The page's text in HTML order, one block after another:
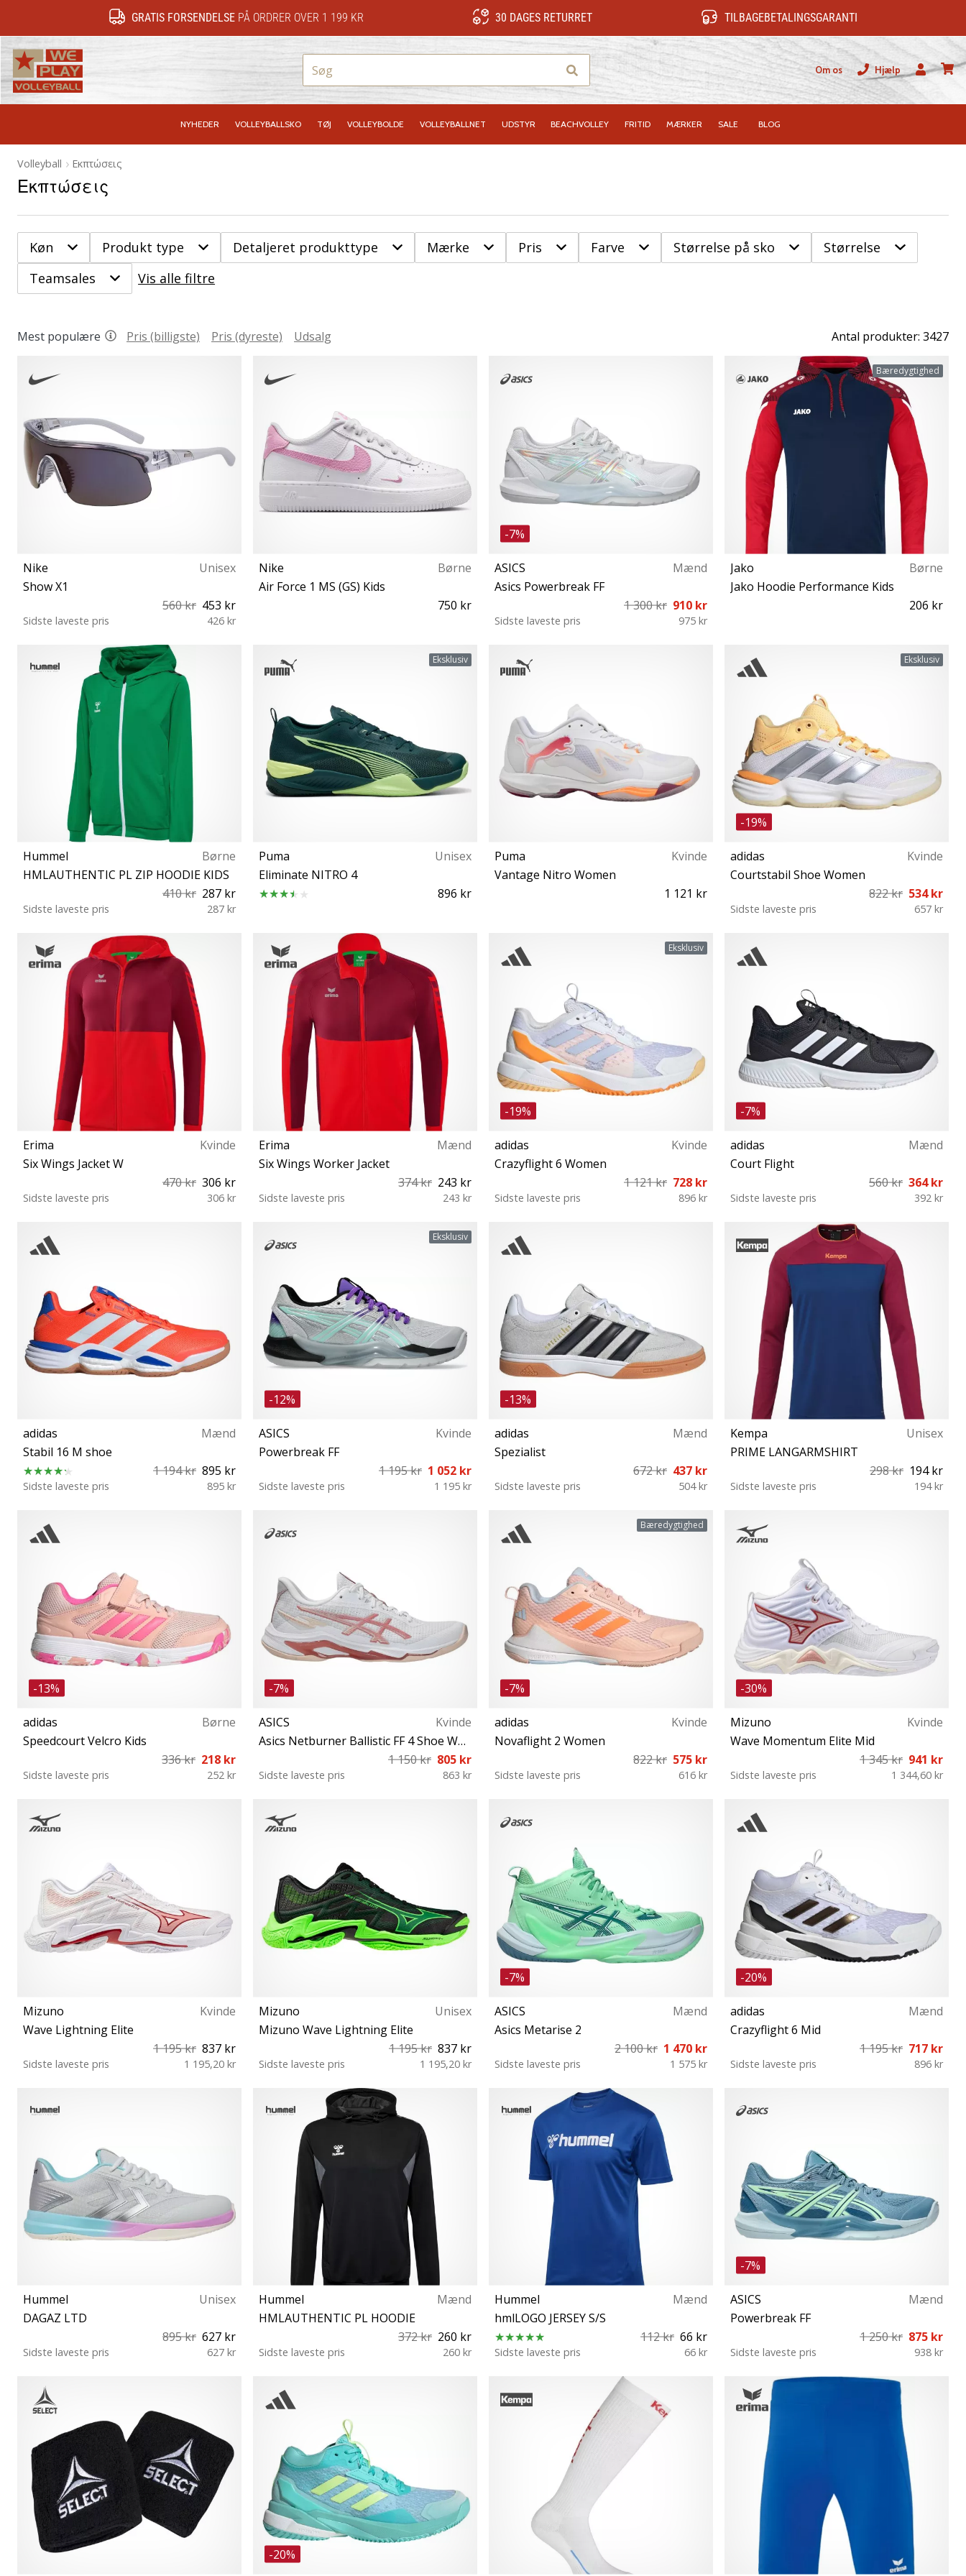
GRATIS FORSENDELSE PÅ ORDRER OVER 1 199 KR 30 DAGES RETURRET TILBAGEBETALINGSGARANTI
Om os
Hjælp
Bruger
NYHEDER VOLLEYBALLSKO TØJ VOLLEYBOLDE VOLLEYBALLNET UDSTYR BEACHVOLLEY FRITID MÆRKER SALE BLOG
Volleyball Εκπτώσεις
Εκπτώσεις
Køn Produkt type Detaljeret produkttype Mærke Pris Farve Størrelse på sko
Størrelse
Teamsales
Vis alle filtre
Mest populære Pris (billigste) Pris (dyreste) Udsalg Antal produkter: 3427
Nike
Unisex
Show X1
560 kr 453 kr
Sidste laveste pris 426 kr
Universal størrelse
Nike
Børne
Air Force 1 MS (GS) Kids
750 kr
-7%
ASICS
Mænd
Asics Powerbreak FF
1 300 kr 910 kr
Sidste laveste pris 975 kr
Bæredygtighed
Jako
Børne
Jako Hoodie Performance Kids
206 kr
Hummel
Børne
HMLAUTHENTIC PL ZIP HOODIE KIDS
410 kr 287 kr
Sidste laveste pris 287 kr
Eksklusiv
Puma
Unisex
Eliminate NITRO 4
896 kr
Puma
Kvinde
Vantage Nitro Women
1 121 kr
Eksklusiv
-19%
adidas
Kvinde
Courtstabil Shoe Women
822 kr 534 kr
Sidste laveste pris 657 kr
37⅓ 38 38⅔ 39⅓ 40 40⅔ 41⅓ 42 42⅔
Erima
Kvinde
Six Wings Jacket W
470 kr 306 kr
Sidste laveste pris 306 kr
Erima
Mænd
Six Wings Worker Jacket
374 kr 243 kr
Sidste laveste pris 243 kr
Eksklusiv
-19%
adidas
Kvinde
Crazyflight 6 Women
1 121 kr 728 kr
Sidste laveste pris 896 kr
38⅔ 40 42 42⅔ 43⅓ 44 44⅔ 45⅓ 46 46⅔
-7%
adidas
Mænd
Court Flight
560 kr 364 kr
Sidste laveste pris 392 kr
41⅓ 42 42⅔ 43⅓ 44 44⅔ 45⅓ 46 46⅔ 47⅓
adidas
Mænd
Stabil 16 M shoe
1 194 kr 895 kr
Sidste laveste pris 895 kr
43⅓ 44 44⅔ 45⅓ 46 46⅔ 47⅓ 48 48⅔
Eksklusiv
-12%
ASICS
Kvinde
Powerbreak FF
1 195 kr 1 052 kr
Sidste laveste pris 1 195 kr
-13%
adidas
Mænd
Spezialist
672 kr 437 kr
Sidste laveste pris 504 kr
40⅔ 42 42⅔ 43⅓ 44 44⅔ 47⅓ 48
Kempa
Unisex
PRIME LANGARMSHIRT
298 kr 194 kr
Sidste laveste pris 194 kr
-13%
adidas
Børne
Speedcourt Velcro Kids
336 kr 218 kr
Sidste laveste pris 252 kr
28 28½ 29 30 31 33 34 35 36 37⅓
-7%
ASICS
Kvinde
Asics Netburner Ballistic FF 4 Shoe Women
1 150 kr 805 kr
Sidste laveste pris 863 kr
37½ 38 39 39½ 40 40½ 41½ 42 42½ 43½
Bæredygtighed
-7%
adidas
Kvinde
Novaflight 2 Women
822 kr 575 kr
Sidste laveste pris 616 kr
-30%
Mizuno
Kvinde
Wave Momentum Elite Mid
1 345 kr 941 kr
Sidste laveste pris 1 344,60 kr
Mizuno
Kvinde
Wave Lightning Elite
1 195 kr 837 kr
Sidste laveste pris 1 195,20 kr
Mizuno
Unisex
Mizuno Wave Lightning Elite
1 195 kr 837 kr
Sidste laveste pris 1 195,20 kr
43 44 44½ 45 47
-7%
ASICS
Mænd
Asics Metarise 2
2 100 kr 1 470 kr
Sidste laveste pris 1 575 kr
44 44½ 46½ 47
-20%
adidas
Mænd
Crazyflight 6 Mid
1 195 kr 717 kr
Sidste laveste pris 896 kr
Hummel
Unisex
DAGAZ LTD
895 kr 627 kr
Sidste laveste pris 627 kr
Hummel
Mænd
HMLAUTHENTIC PL HOODIE
372 kr 260 kr
Sidste laveste pris 260 kr
Hummel
Mænd
hmlLOGO JERSEY S/S
112 kr 66 kr
Sidste laveste pris 66 kr
-7%
ASICS
Mænd
Powerbreak FF
1 250 kr 875 kr
Sidste laveste pris 938 kr
42½ 43½ 44 44½ 45 46 46½ 47
-20%